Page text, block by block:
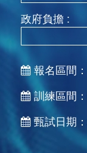
政府負擔 :
報名區間：
訓練區間：
甄試日期：